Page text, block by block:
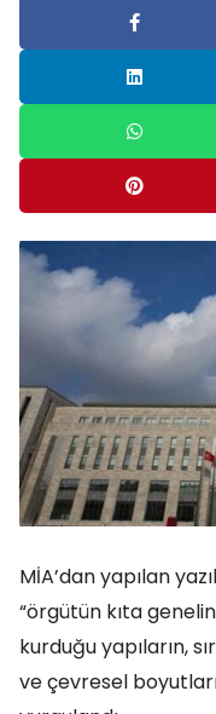
MİA’dan yapılan
“örgütün kıta
kurduğu yapıların,
ve çevresel